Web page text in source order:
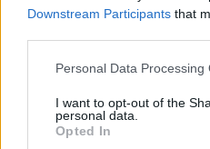
Downstream Participants that
Please note that this website/
not limited to your visit or
grant or deny consent to
use your data for below
Personal Data Processing
I want to opt-out of the
personal data.
Opted In
tény, hogy elsősorban a
Cadillac egyelőre nem
Pulzusméréssel segíti a
balatoni kardioösvény (X)